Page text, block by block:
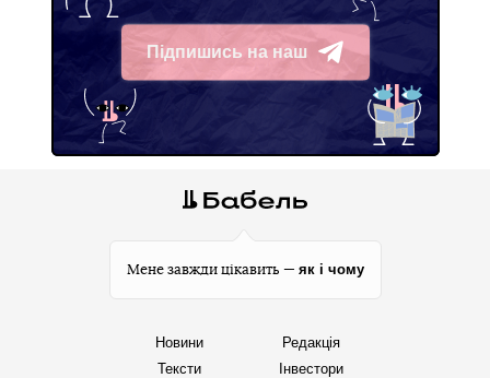
Підпишись на наш
Telegram
Мене завжди цікавить — як і чому
Новини
Тексти
Редакція
Інвестори